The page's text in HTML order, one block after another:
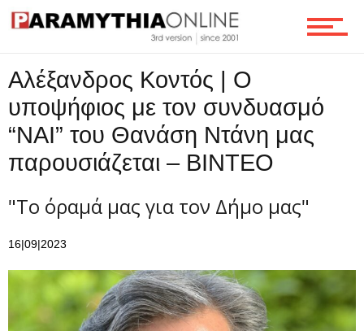
Ροή
Επικοινωνία
Αλέξανδρος Κοντός | Ο
υποψήφιος με τον συνδυασμό
“ΝΑΙ” του Θανάση Ντάνη μας
παρουσιάζεται – ΒΙΝΤΕΟ
"Το όραμά μας για τον Δήμο μας"
16|09|2023